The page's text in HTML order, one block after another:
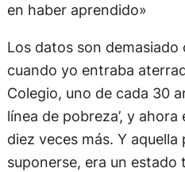
en haber aprendido»
Los datos son demasiado
cuando yo entraba
Colegio, uno de cada 30
línea de pobreza’, y
diez veces más. Y aquella
suponerse, era un estado